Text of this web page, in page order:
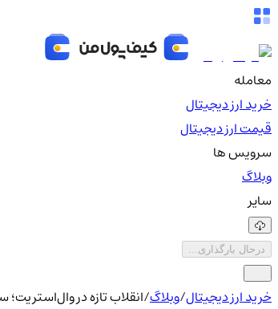
معامله
خرید ارز دیجیتال
قیمت ارز دیجیتال
سرویس ها
وبلاگ
سایر
درحال بارگذاری...
خرید ارز دیجیتال/وبلاگ/انقلاب تازه در